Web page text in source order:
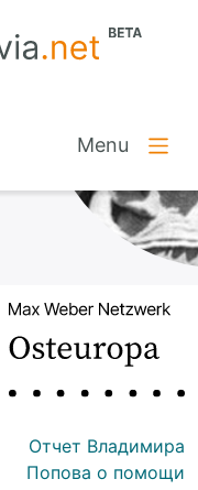
Menu
Отчет Владимира
Попова о помощи